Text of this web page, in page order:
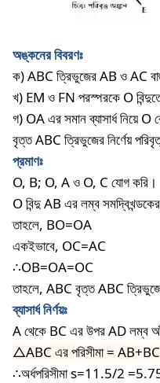
অঙ্কনেরবিবরণঃ
ক) ABC ত্রিভুজেরABওAC
খ) EM ওFN পরস্পরকেO
গ) OAএরসমানব্যাসার্ধনিয়েO
বৃত্তABC ত্রিভুজেরনির্ণেয়
প্রমাণঃ
O, B; O, AওO, C যোগকরি।
Oবিন্দুABএরলম্বসমদ্বিখন্ডকের
তাহলে, BO=OA
একইভাবে, OC=AC
∴OB=OA=OC
তাহলে, ABC বৃত্তABC
ব্যাসার্ধনির্ণয়ঃ
AথেকেBC এরউপরADলম্ব
△ABC এর পরিসীমা =
∴অর্ধপরিসীমা s=11.5/2